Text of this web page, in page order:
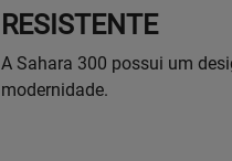
RESISTENTE
A Sahara 300 possui um
modernidade.